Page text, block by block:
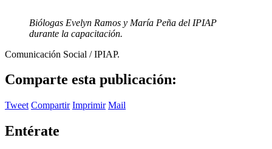
Biólogas Evelyn Ramos y María Peña del IPIAP
durante la capacitación.
Comunicación Social / IPIAP.
Comparte esta publicación:
Tweet Compartir Imprimir Mail
Entérate